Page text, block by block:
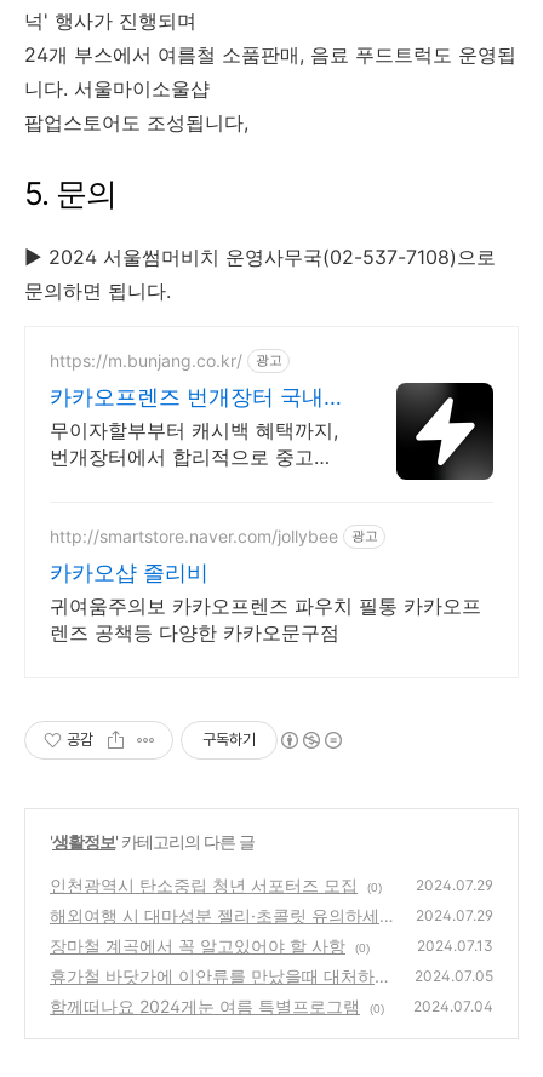
넉' 행사가 진행되며
24개 부스에서 여름철 소품판매, 음료 푸드트럭도 운영됩
니다. 서울마이소울샵
팝업스토어도 조성됩니다,
5. 문의
▶ 2024 서울썸머비치 운영사무국(02-537-7108)으로
문의하면 됩니다.
https://m.bunjang.co.kr/ 광고
카카오프렌즈 번개장터 국내
최대 브랜드 중고거래
무이자할부부터 캐시백 혜택까지,
번개장터에서 합리적으로 중고거
상의 신규 상품 업로드
http://smartstore.naver.com/jollybee 광고
카카오샵 졸리비
귀여움주의보 카카오프렌즈 파우치 필통 카카오프
렌즈 공책등 다양한 카카오문구점
공감 구독하기
'생활정보' 카테고리의 다른 글
인천광역시 탄소중립 청년 서포터즈 모집 (0) 2024.07.29
해외여행 시 대마성분 젤리·초콜릿 유의하세
요.몰랐어도 처벌.
(0)
2024.07.29
장마철 계곡에서 꼭 알고있어야 할 사항 (0) 2024.07.13
휴가철 바닷가에 이안류를 만났을때 대처하는
방법
(0)
2024.07.05
함께떠나요 2024게눈 여름 특별프로그램 (0) 2024.07.04